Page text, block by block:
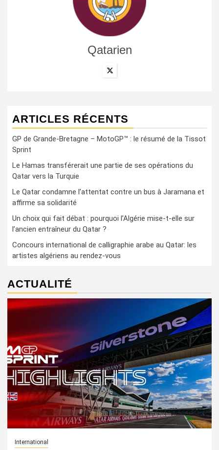
Qatarien
ARTICLES RÉCENTS
GP de Grande-Bretagne – MotoGP™ : le résumé de la Tissot
Sprint
Le Hamas transférerait une partie de ses opérations du
Qatar vers la Turquie
Le Qatar condamne l’attentat contre un bus à Jaramana et
affirme sa solidarité
Un choix qui fait débat : pourquoi l’Algérie mise-t-elle sur
l’ancien entraîneur du Qatar ?
Concours international de calligraphie arabe au Qatar: les
artistes algériens au rendez-vous
ACTUALITÉ
International